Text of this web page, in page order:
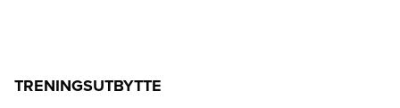
TRENINGSUTBYTTE